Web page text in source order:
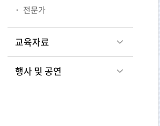
전문가
교육자료
행사 및 공연